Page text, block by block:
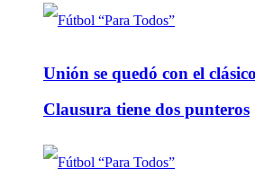
Unión se quedó con el
Clausura tiene dos punteros